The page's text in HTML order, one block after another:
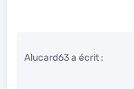
Alucard63 a écrit :